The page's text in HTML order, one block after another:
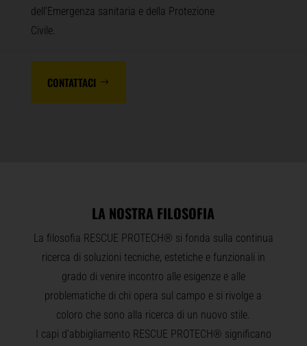
dell’Emergenza sanitaria e della Protezione
Civile.
CONTATTACI
LA NOSTRA FILOSOFIA
La filosofia RESCUE PROTECH® si fonda sulla continua
ricerca di soluzioni tecniche, estetiche e funzionali in
grado di venire incontro alle esigenze e alle
problematiche di chi opera sul campo e si rivolge a
coloro che sono alla ricerca di un nuovo stile.
I capi d’abbigliamento RESCUE PROTECH® significano